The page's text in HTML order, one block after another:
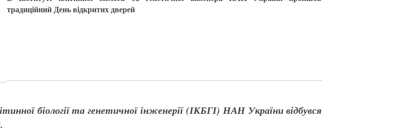
традиційний День відкритих дверей
біології та генетичної інженерії (ІКБГІ) НАН України відбувся